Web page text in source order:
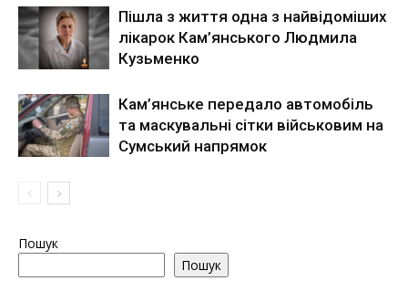
Пішла з життя одна з найвідоміших
лікарок Кам’янського Людмила
Кузьменко
Кам’янське передало автомобіль
та маскувальні сітки військовим на
Сумський напрямок
Пошук
Пошук